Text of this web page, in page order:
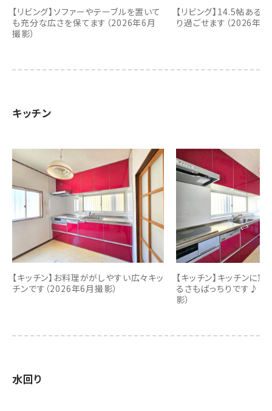
【リビング】ソファーやテーブルを置いて
も充分な広さを保てます（2026年6月
撮影）
【リビング】14.5帖ある
り過ごせます（2026年6
キッチン
【キッチン】お料理ががしやすい広々キッ
チンです（2026年6月撮影）
【キッチン】キッチンに
るさもばっちりです♪（
影）
水回り